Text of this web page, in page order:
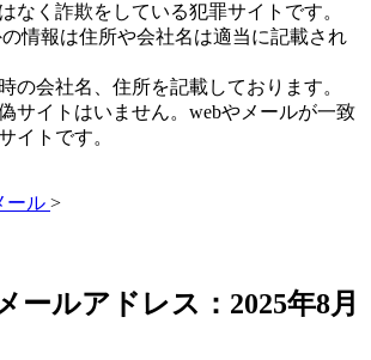
なく詐欺をしている犯罪サイトです。
情報は住所や会社名は適当に記載され
の会社名、住所を記載しております。
サイトはいません。webやメールが一致
イトです。
ール >
ールアドレス：2025年8月